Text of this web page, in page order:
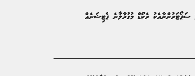
ސަޕޯޓަރުންނާއެކު ރެކޯޑް މުގުރާލާނެ ޕެޓިޝަނެއް